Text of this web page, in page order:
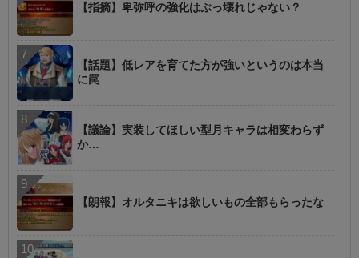
【指摘】卑弥呼の強化はぶっ壊れじゃない？
【話題】低レアを育てた方が強いというのは本当
に罠
【議論】実装してほしい型月キャラは相変わらず
か…
【朗報】オルタニキは欲しいもの全部もらったな